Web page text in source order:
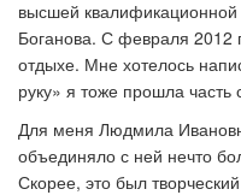
высшей
Боганова. С февраля 2012
отдыхе. Мне хотелось
руку» я тоже прошла часть
Для меня Людмила
объединяло с ней нечто
Скорее, это был